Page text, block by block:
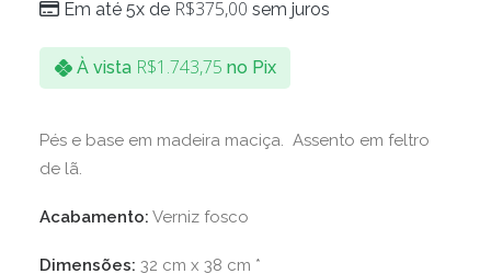
Em até 5x de R$375,00 sem juros
À vista R$1.743,75 no Pix
Pés e base em madeira maciça. Assento em feltro
de lã.
Acabamento: Verniz fosco
Dimensões: 32 cm x 38 cm *